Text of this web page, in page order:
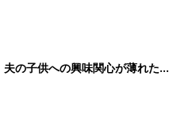
の子供への興味関心が薄れた気